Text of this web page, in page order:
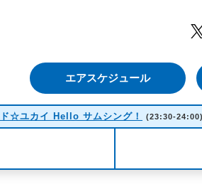
エアスケジュール
☆ユカイ Hello サムシング！ (23:30-24:00)